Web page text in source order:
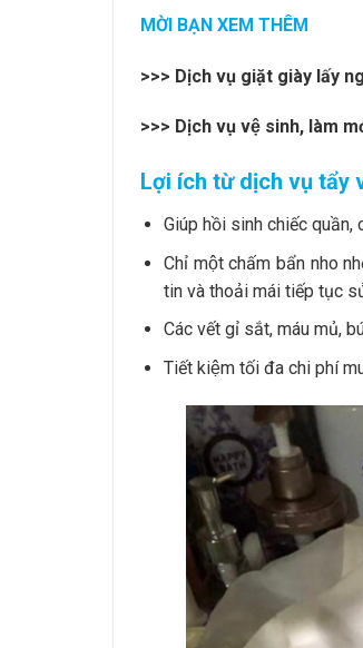
MỜI BẠN XEM THÊM
>>> Dịch vụ giặt giày lấy
>>> Dịch vụ vệ sinh, làm
Lợi ích từ dịch vụ tẩy
Giúp hồi sinh chiếc
Chỉ một chấm bẩn nho
tin và thoải mái tiếp tục
Các vết gỉ sắt, máu mủ,
Tiết kiệm tối đa chi phí